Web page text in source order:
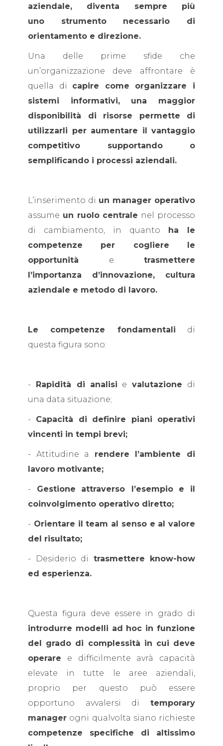
aziendale, diventa sempre più
uno strumento necessario di
orientamento e direzione.
Una delle prime sfide che
un’organizzazione deve affrontare è
quella di capire come organizzare i
sistemi informativi,
una maggior
disponibilità di risorse permette di
utilizzarli per aumentare il vantaggio
competitivo supportando o
semplificando i processi aziendali.
L’inserimento di un manager operativo
assume un ruolo centrale nel processo
di cambiamento, in quanto
ha le
competenze per cogliere le
opportunità e trasmettere
l’importanza d’innovazione, cultura
aziendale e metodo di lavoro.
Le competenze fondamentali di
questa figura sono:
- Rapidità di analisi e valutazione di
una data situazione;
- Capacità di definire piani operativi
vincenti in tempi brevi;
- Attitudine a rendere l’ambiente di
lavoro motivante;
- Gestione attraverso l’esempio
e il
coinvolgimento operativo diretto;
- Orientare il team al senso e al valore
del risultato;
- Desiderio di trasmettere know-how
ed esperienza.
Questa figura deve essere in grado di
introdurre modelli ad hoc in funzione
del grado di complessità in cui deve
operare e difficilmente avrà capacità
elevate in tutte le aree aziendali,
proprio per questo può essere
opportuno avvalersi di temporary
manager ogni qualvolta siano richieste
competenze specifiche di altissimo